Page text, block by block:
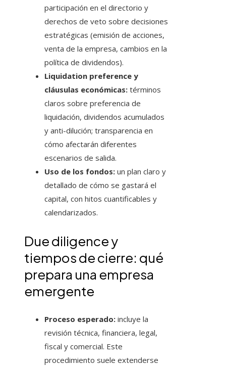
participación en el directorio y
derechos de veto sobre decisiones
estratégicas (emisión de acciones,
venta de la empresa, cambios en la
política de dividendos).
Liquidation preference y
cláusulas económicas: términos
claros sobre preferencia de
liquidación, dividendos acumulados
y anti-dilución; transparencia en
cómo afectarán diferentes
escenarios de salida.
Uso de los fondos: un plan claro y
detallado de cómo se gastará el
capital, con hitos cuantificables y
calendarizados.
Due diligence y
tiempos de cierre: qué
prepara una empresa
emergente
Proceso esperado: incluye la
revisión técnica, financiera, legal,
fiscal y comercial. Este
procedimiento suele extenderse